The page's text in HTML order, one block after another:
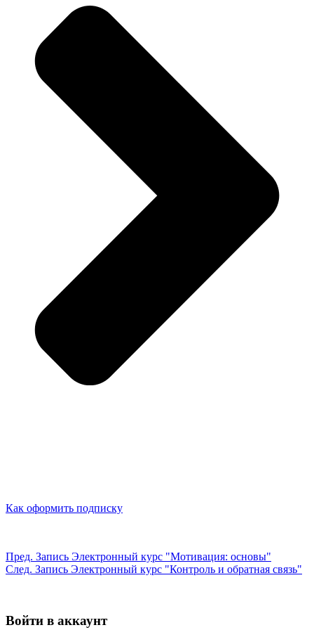
Как оформить подписку
Пред. Запись Электронный курс "Мотивация: основы"
След. Запись Электронный курс "Контроль и обратная связь"
Войти в аккаунт